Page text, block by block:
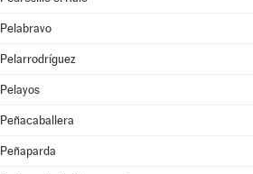
Pelabravo
Pelarrodríguez
Pelayos
Peñacaballera
Peñaparda